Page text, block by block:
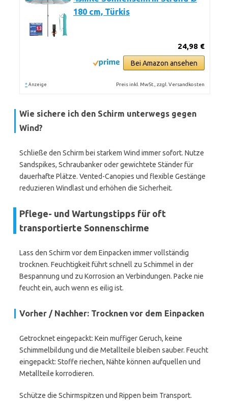
180 cm, Türkis
24,98 €
Bei Amazon ansehen
* Anzeige Preis inkl. MwSt., zzgl. Versandkosten
Wie sichere ich den Schirm unterwegs gegen
Wind?
Schließe den Schirm bei starkem Wind immer sofort. Nutze
Sandspikes, Schraubanker oder gewichtete Ständer für
dauerhafte Plätze. Vented-Canopies und flexible Gestänge
reduzieren Windlast und erhöhen die Sicherheit.
Pflege- und Wartungstipps für oft
transportierte Sonnenschirme
Lass den Schirm vor dem Einpacken immer vollständig
trocknen. Feuchtigkeit führt schnell zu Schimmel in der
Bespannung und zu Korrosion an Verbindungen. Packe nie
feucht ein, auch wenn es eilig ist.
Vorher / Nachher: Trocknen vor dem Einpacken
Getrocknet eingepackt: Kein muffiger Geruch, keine
Schimmelbildung und die Metallteile bleiben sauber. Feucht
eingepackt: Stoffe riechen, Nähte können aufquellen und
Metallteile korrodieren.
Schütze die Schirmspitzen und Rippen beim Transport.